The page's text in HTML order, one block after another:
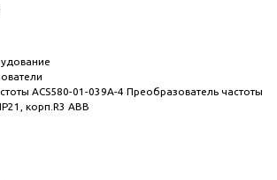
ACS580-01-039A-4 Преобразователь частоты
корп.R3 ABB